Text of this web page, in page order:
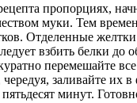
пропорциях,
муки. Тем
Отделенные
взбить белки
перемешайте
заливайте их
минут.